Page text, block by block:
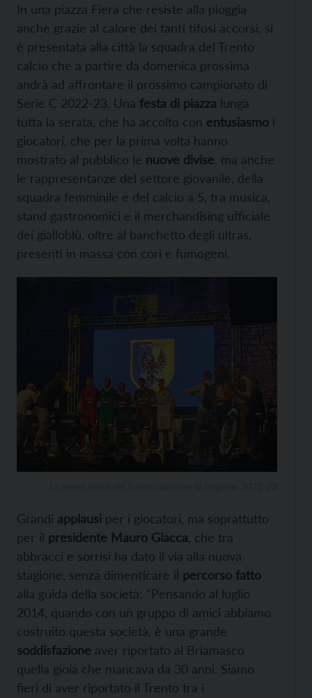
In una piazza Fiera che resiste alla pioggia
anche grazie al calore dei tanti tifosi accorsi, si
è presentata alla città la squadra del Trento
calcio che a partire da domenica prossima
andrà ad affrontare il prossimo campionato di
Serie C 2022-23. Una festa di piazza lunga
tutta la serata, che ha accolto con entusiasmo i
giocatori, che per la prima volta hanno
mostrato al pubblico le nuove divise , ma anche
le rappresentanze del settore giovanile, della
squadra femminile e del calcio a 5, tra musica,
stand gastronomici e il merchandising ufficiale
dei gialloblù, oltre al banchetto degli ultras,
presenti in massa con cori e fumogeni.
Grandi applausi per i giocatori, ma soprattutto
per il presidente Mauro Giacca , che tra
abbracci e sorrisi ha dato il via alla nuova
stagione, senza dimenticare il percorso fatto
alla guida della società: “Pensando al luglio
2014, quando con un gruppo di amici abbiamo
costruito questa società, è una grande
soddisfazione aver riportato al Briamasco
quella gioia che mancava da 30 anni. Siamo
fieri di aver riportato il Trento tra i